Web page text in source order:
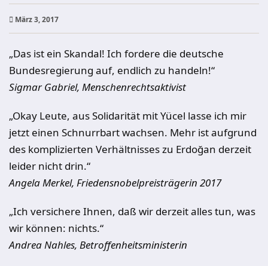
März 3, 2017
„Das ist ein Skandal! Ich fordere die deutsche
Bundesregierung auf, endlich zu handeln!“
Sigmar Gabriel, Menschenrechtsaktivist
„Okay Leute, aus Solidarität mit Yücel lasse ich mir
jetzt einen Schnurrbart wachsen. Mehr ist aufgrund
des komplizierten Verhältnisses zu Erdoğan derzeit
leider nicht drin.“
Angela Merkel, Friedensnobelpreisträgerin 2017
„Ich versichere Ihnen, daß wir derzeit alles tun, was
wir können: nichts.“
Andrea Nahles, Betroffenheitsministerin